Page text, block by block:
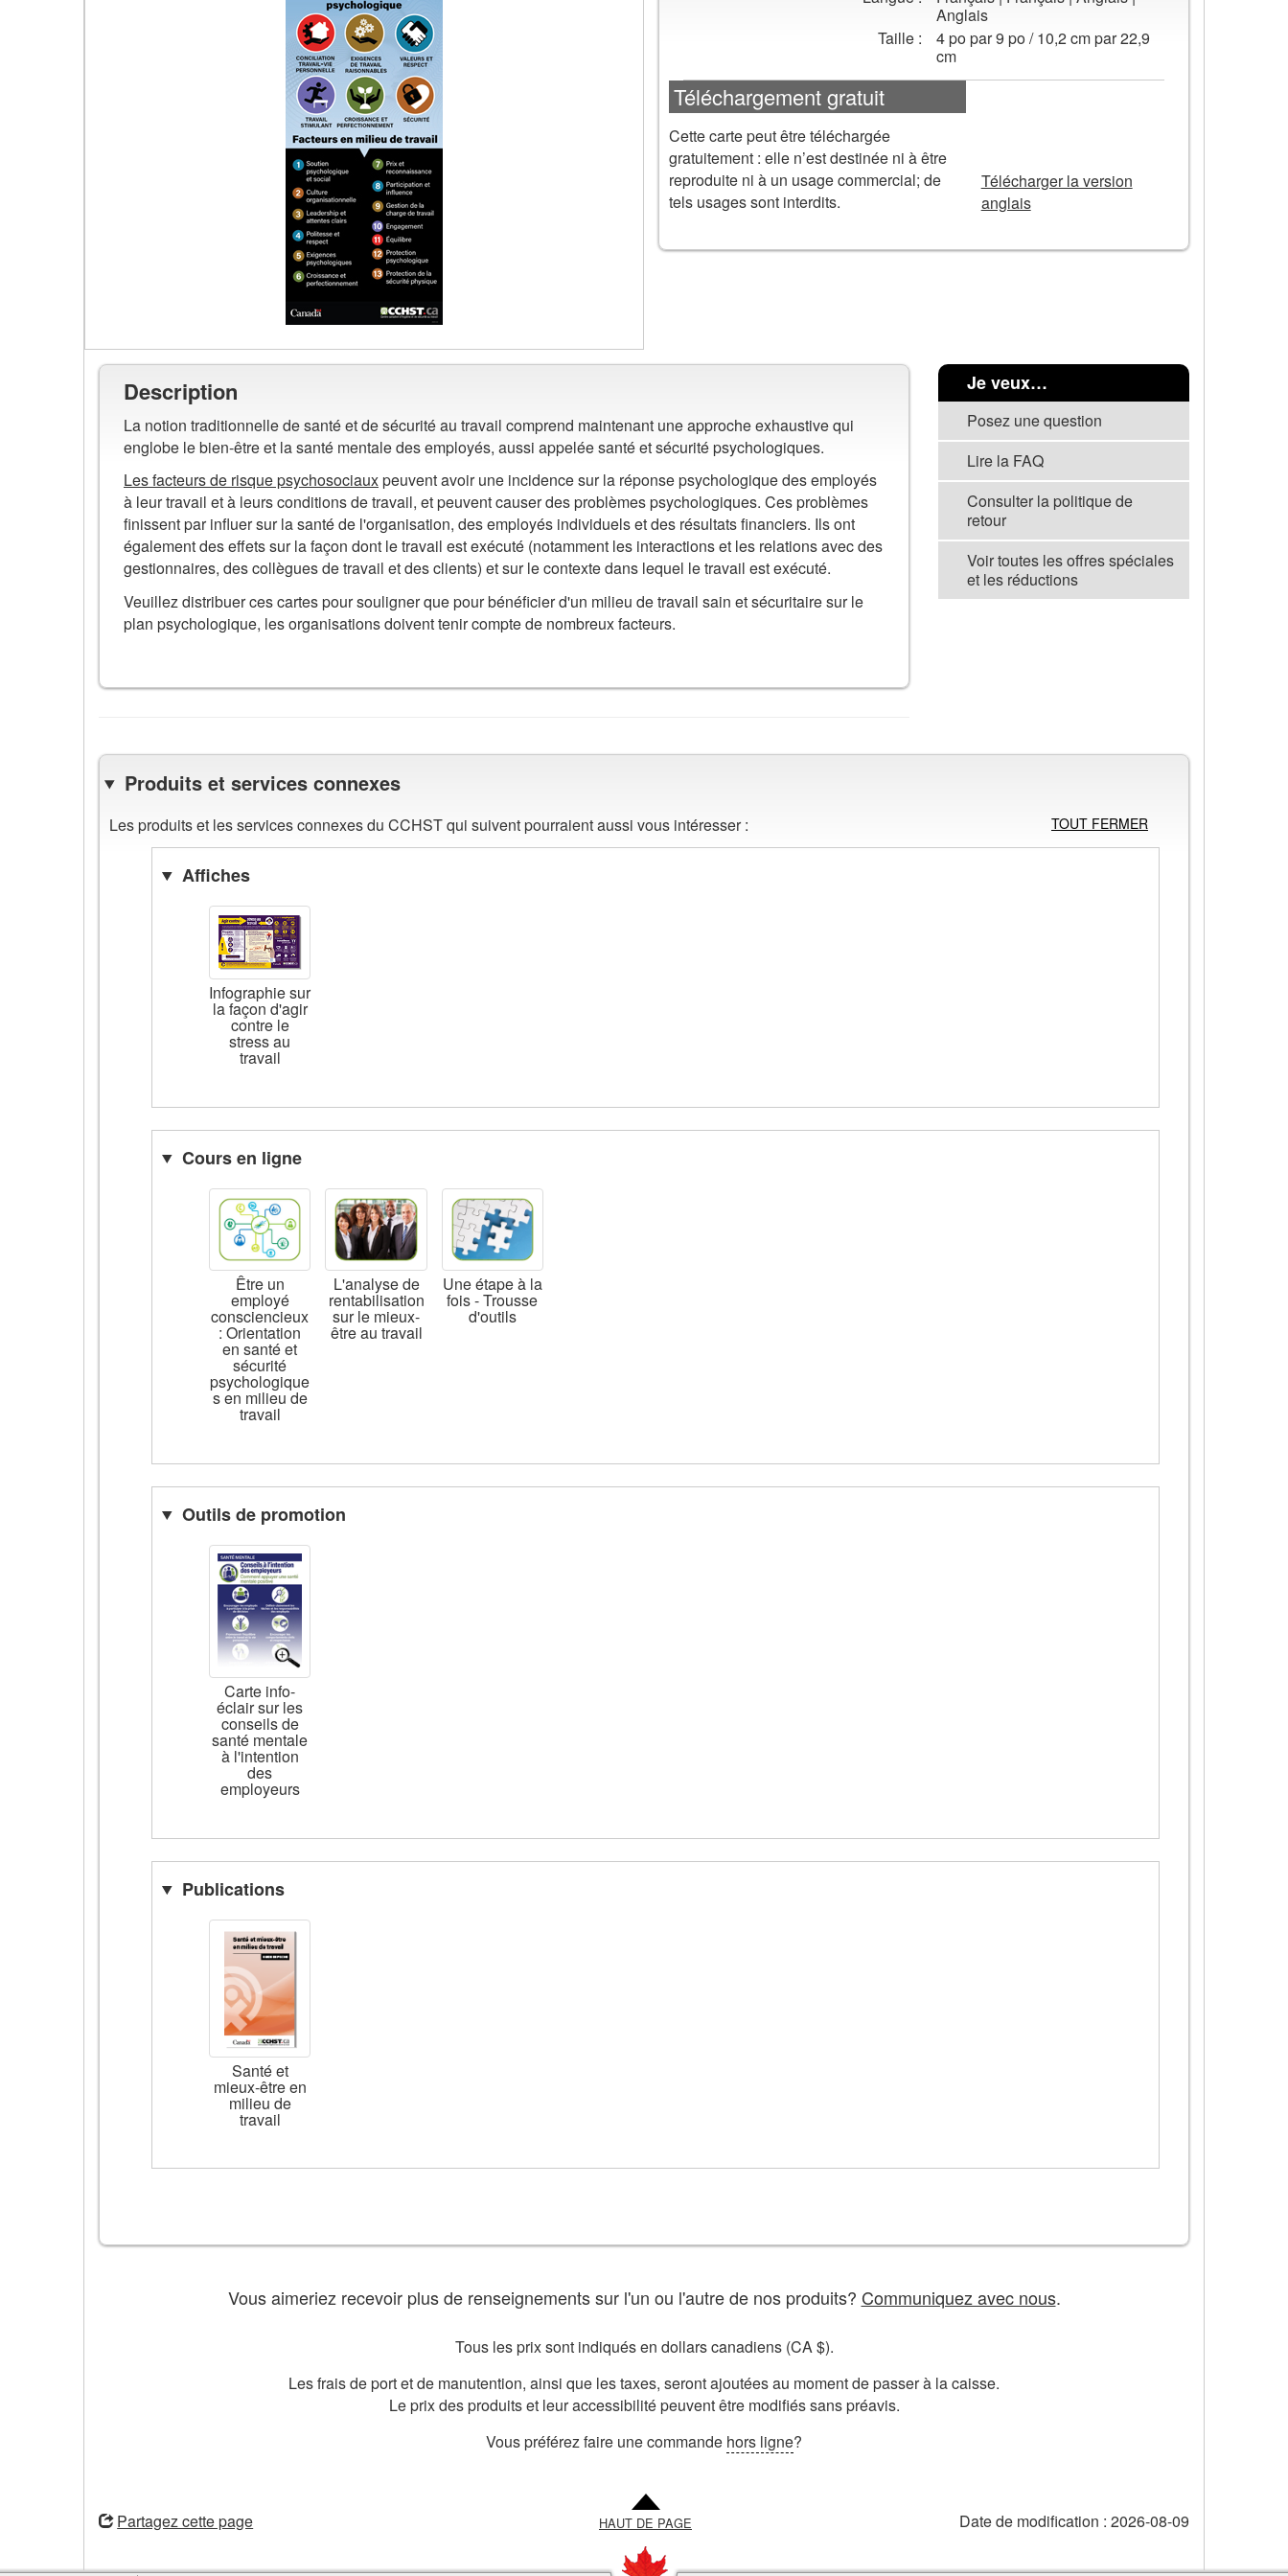
psychologique
Carte
info
sur
les
milieux
de
travail
sains
et
le
Anglais
Taille :
4 po par 9 po / 10,2 cm par 22,9
cm
Téléchargement gratuit
Cette carte peut être téléchargée
gratuitement : elle n’est destinée ni à être
reproduite ni à un usage commercial; de
tels usages sont interdits.
Télécharger la version
anglais
Description
La notion traditionnelle de santé et de sécurité au travail comprend maintenant une approche exhaustive qui
englobe le bien-être et la santé mentale des employés, aussi appelée santé et sécurité psychologiques.
Les facteurs de risque psychosociauxpeuvent avoir une incidence sur la réponse psychologique des employés
à leur travail et à leurs conditions de travail, et peuvent causer des problèmes psychologiques. Ces problèmes
finissent par influer sur la santé de l'organisation, des employés individuels et des résultats financiers. Ils ont
également des effets sur la façon dont le travail est exécuté (notamment les interactions et les relations avec des
gestionnaires, des collègues de travail et des clients) et sur le contexte dans lequel le travail est exécuté.
Veuillez distribuer ces cartes pour souligner que pour bénéficier d'un milieu de travail sain et sécuritaire sur le
plan psychologique, les organisations doivent tenir compte de nombreux facteurs.
Je veux…
Posez une question
Lire la FAQ
Consulter la politique de
retour
Voir toutes les offres spéciales
et les réductions
Produits et services connexes
Les produits et les services connexes du CCHST qui suivent pourraient aussi vous intéresser : TOUT FERMER
Affiches
Infographie sur
la façon d'agir
contre le
stress au
travail
Cours en ligne
Être un
employé
consciencieux
: Orientation
en santé et
sécurité
psychologique
s en milieu de
travail
L'analyse de
rentabilisation
sur le mieux-
être au travail
Une étape à la
fois - Trousse
d'outils
Outils de promotion
Carte info-
éclair sur les
conseils de
santé mentale
à l'intention
des
employeurs
Publications
Santé et
mieux-être en
milieu de
travail
Vous aimeriez recevoir plus de renseignements sur l'un ou l'autre de nos produits? Communiquez avec nous.
Tous les prix sont indiqués en dollars canadiens (CA $).
Les frais de port et de manutention, ainsi que les taxes, seront ajoutées au moment de passer à la caisse.
Le prix des produits et leur accessibilité peuvent être modifiés sans préavis.
Vous préférez faire une commande hors ligne?
Partagez cette page HAUT DE PAGE Date de modification : 2026-08-09